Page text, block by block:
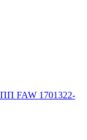
FAW 1701322-